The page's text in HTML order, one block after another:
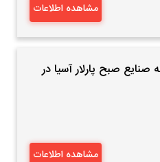
مشاهده اطلاعات
صبح پارلار آسیا در
مشاهده اطلاعات